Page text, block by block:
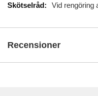
Vid rengöring
Recensioner